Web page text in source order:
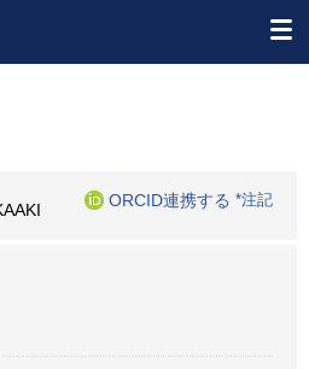
ORCID連携する *注記